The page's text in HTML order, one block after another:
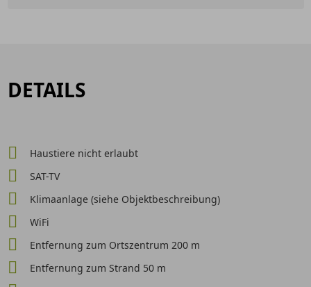
DETAILS
Haustiere nicht erlaubt
SAT-TV
Klimaanlage (siehe Objektbeschreibung)
WiFi
Entfernung zum Ortszentrum 200 m
Entfernung zum Strand 50 m